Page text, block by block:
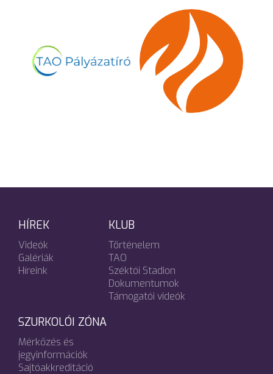
HÍREK
Videók
Galériák
Híreink
KLUB
Történelem
TAO
Széktói Stadion
Dokumentumok
Támogatói videók
SZURKOLÓI ZÓNA
Mérkőzés és
jegyinformációk
Sajtóakkreditáció